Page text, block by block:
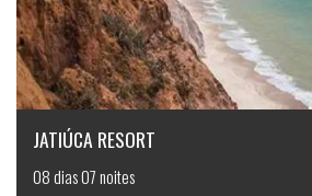
JATIÚCA RESORT
08 dias 07 noites